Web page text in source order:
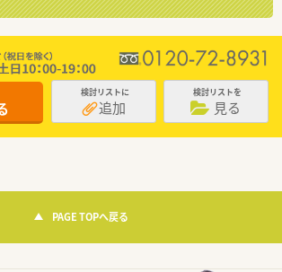
検討リストに
追加
検討リストを
見る
PAGE TOPへ戻る